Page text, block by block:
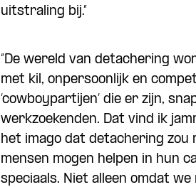
uitstraling bij.”
“De wereld van detachering
met kil, onpersoonlijk en
‘cowboypartijen’ die er zijn,
werkzoekenden. Dat vind ik
het imago dat detachering zou
mensen mogen helpen in hun
speciaals. Niet alleen omdat